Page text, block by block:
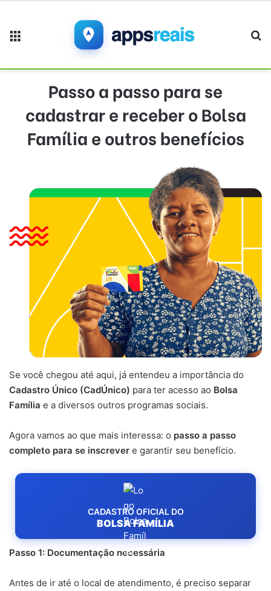
Passo a passo para se
cadastrar e receber o Bolsa
Família e outros benefícios
Se você chegou até aqui, já entendeu a importância do
Cadastro Único (CadÚnico) para ter acesso ao Bolsa
Família e a diversos outros programas sociais.
Agora vamos ao que mais interessa: o passo a passo
completo para se inscrever e garantir seu benefício.
CADASTRO OFICIAL DO
BOLSA FAMÍLIA
Passo 1: Documentação necessária
Antes de ir até o local de atendimento, é preciso separar